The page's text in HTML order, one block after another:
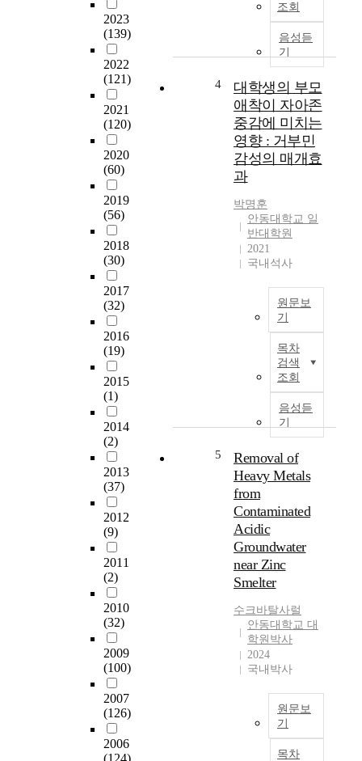
2023
(139)
2022
(121)
2021
(120)
2020
(60)
2019
(56)
2018
(30)
2017
(32)
2016
(19)
2015
(1)
2014
(2)
2013
(37)
2012
(9)
2011
(2)
2010
(32)
2009
(100)
2007
(126)
2006
와
조회
음성듣
기
4
대학생의 부모
애착이 자아존
중감에 미치는
영향 : 거부민
감성의 매개효
과
박명훈
안동대학교 일
반대학원
2021
국내석사
원문보
기
목차
검색
조회
음성듣
기
5
Removal of
Heavy Metals
from
Contaminated
Acidic
Groundwater
near Zinc
Smelter
수크바탈사럴
안동대학교 대
학원박사
2024
국내박사
원문보
기
목차